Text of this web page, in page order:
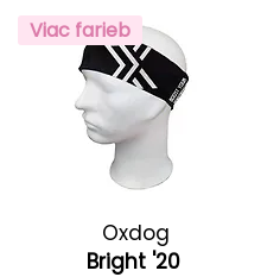
Viac farieb
Oxdog
Bright '20